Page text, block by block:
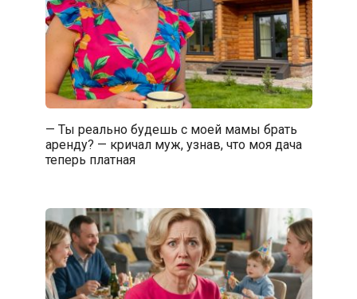
— Ты реально будешь с моей мамы брать
аренду? — кричал муж, узнав, что моя дача
теперь платная